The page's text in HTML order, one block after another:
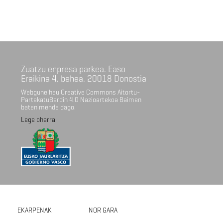
Zuatzu enpresa parkea. Easo
Eraikina 4, behea. 20018 Donostia
Webgune hau Creative Commons Aitortu-
PartekatuBerdin 4.0 Nazioartekoa Baimen
baten mende dago.
Lege oharra
EKARPENAK NOR GARA